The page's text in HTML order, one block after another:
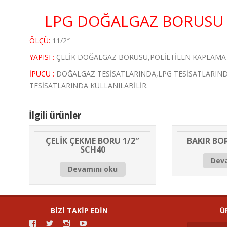
LPG DOĞALGAZ
ÖLÇÜ: 11/2″
YAPISI : ÇELİK DOĞALGAZ BORUSU,POLİETİLEN KAPLAMA
İPUCU : DOĞALGAZ TESİSATLARINDA,LPG
TESİSATLARINDA KULLANILABİLİR.
İlgili ürünler
ÇELİK ÇEKME BORU 1/2″
SCH40
Devamını oku
BAKIR
BIZI TAKIP EDIN
A